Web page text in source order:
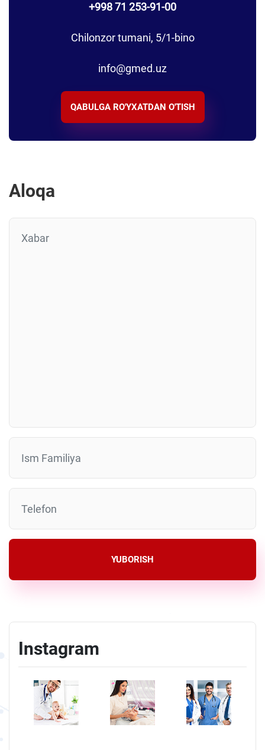
+998 71 253-91-00
Chilonzor tumani, 5/1-bino
info@gmed.uz
QABULGA RO'YXATDAN O'TISH
Aloqa
YUBORISH
Instagram